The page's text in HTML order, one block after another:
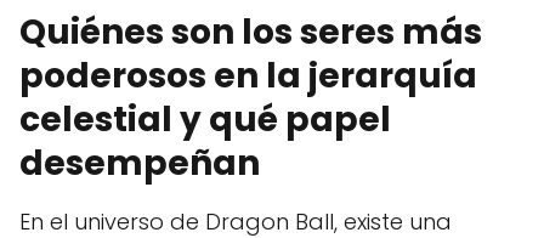
Quiénes son los seres más
poderosos en la jerarquía
celestial y qué papel
desempeñan
En el universo de Dragon Ball, existe una